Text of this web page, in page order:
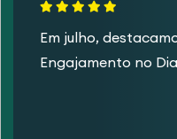
Em julho,
Engajamento no